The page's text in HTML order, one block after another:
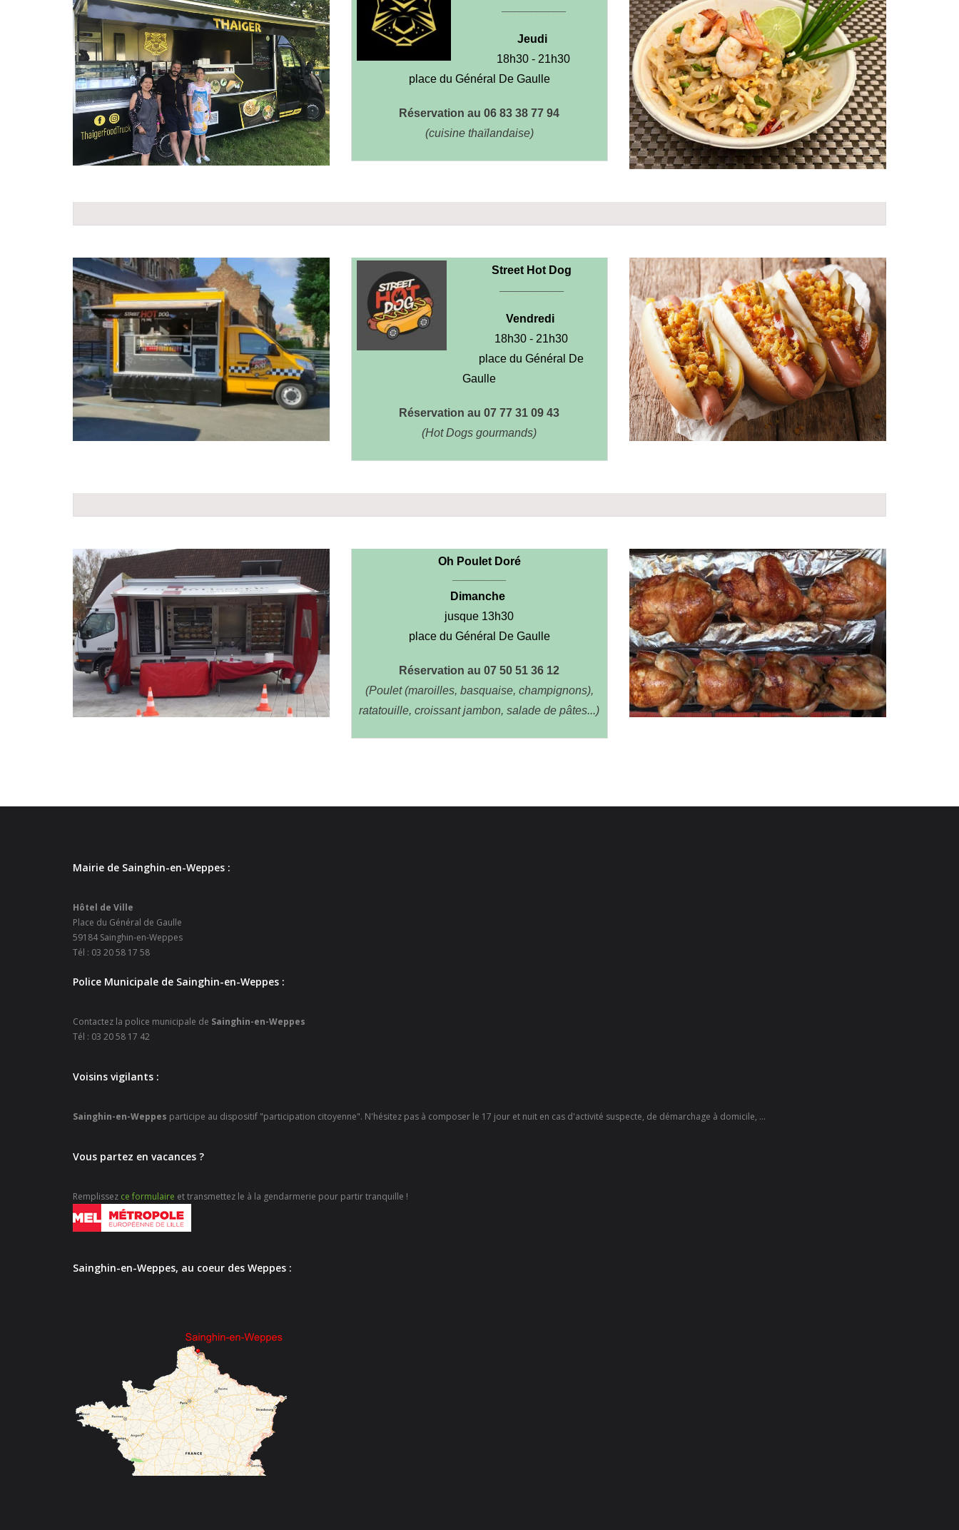
Jeudi
18h30 - 21h30
place du Général De Gaulle
Réservation au 06 83 38 77 94
(cuisine thaïlandaise)
Street Hot Dog
Vendredi
18h30 - 21h30
place du Général De
Gaulle
Réservation au 07 77 31 09 43
(Hot Dogs gourmands)
Oh Poulet Doré
Dimanche
jusque 13h30
place du Général De Gaulle
Réservation au 07 50 51 36 12
(Poulet (maroilles, basquaise, champignons),
ratatouille, croissant jambon, salade de pâtes...)
Mairie de Sainghin-en-Weppes :
Hôtel de Ville
Place du Général de Gaulle
59184 Sainghin-en-Weppes
Tél : 03 20 58 17 58
Police Municipale de Sainghin-en-Weppes :
Contactez la police municipale de Sainghin-en-Weppes
Tél : 03 20 58 17 42
Voisins vigilants :
Sainghin-en-Weppes participe au dispositif "participation citoyenne". N'hésitez pas à composer le 17 jour et nuit en cas d'activité suspecte, de démarchage à domicile, ...
Vous partez en vacances ?
Remplissez ce formulaire et transmettez le à la gendarmerie pour partir tranquille !
Sainghin-en-Weppes, au coeur des Weppes :